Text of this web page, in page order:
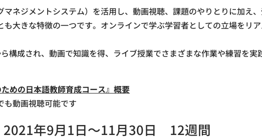
マネジメントシステム）を活用し、動画視聴、課題のやりとりに加え
も大きな特徴の一つです。オンラインで学ぶ学習者としての立場をリ
構成され、動画で知識を得、ライブ授業でさまざまな作業や練習を実
めの日本語教師育成コース』概要
も動画視聴可能です
2021年9月1日～11月30日 12週間